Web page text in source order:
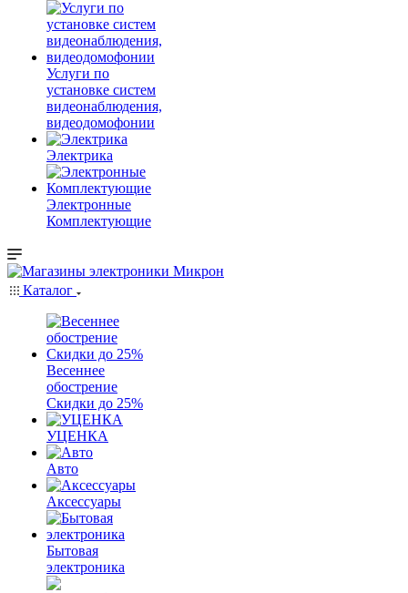
Услуги по
установке систем
видеонаблюдения,
видеодомофонии
Электрика
Электронные
Комплектующие
Каталог
Весеннее
обострение
Скидки до 25%
УЦЕНКА
Авто
Аксессуары
Бытовая
электроника